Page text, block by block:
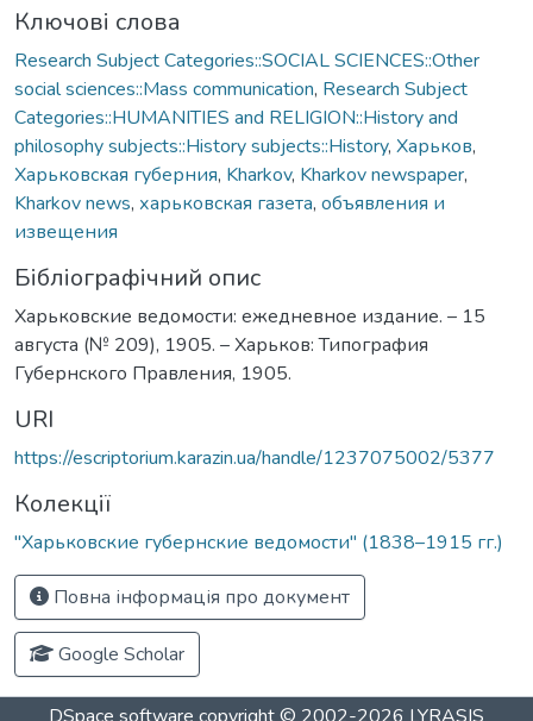
Ключові слова
Research Subject Categories::SOCIAL SCIENCES::Other
social sciences::Mass communication, Research Subject
Categories::HUMANITIES and RELIGION::History and
philosophy subjects::History subjects::History, Харьков,
Харьковская губерния, Kharkov, Kharkov newspaper,
Kharkov news, харьковская газета, объявления и
извещения
Бібліографічний опис
Харьковские ведомости: ежедневное издание. – 15
августа (№ 209), 1905. – Харьков: Типография
Губернского Правления, 1905.
URI
https://escriptorium.karazin.ua/handle/1237075002/5377
Колекції
"Харьковские губернские ведомости" (1838–1915 гг.)
Повна інформація про документ
Google Scholar